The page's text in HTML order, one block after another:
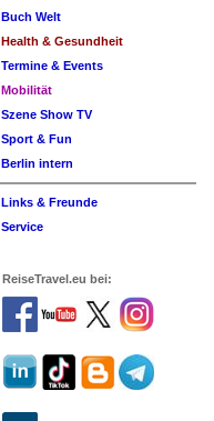
Buch Welt
Health & Gesundheit
Termine & Events
Mobilität
Szene Show TV
Sport & Fun
Berlin intern
Links & Freunde
Service
ReiseTravel.eu bei: